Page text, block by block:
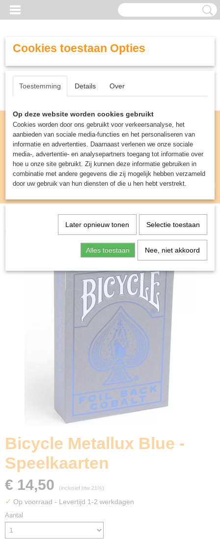
Inloggen Registreren
UW WINKELWAGEN
(0)
Spellen & Puzzels> Kaartspellen>Speelkaarten
Bicycle Metallux Blue - Speelkaarten
Bicycle Metallux Blue -
Speelkaarten
€ 14,50 (inclusief btw 21%)
✓ Op voorraad - Levertijd 1-2 werkdagen
Aantal
Cookies toestaan Opties
Toestemming Details Over
Op deze website worden cookies gebruikt
Cookies worden door ons gebruikt voor verkeersanalyse, het
aanbieden van sociale media-functies en het personaliseren van
informatie en advertenties. Daarnaast verlenen we onze sociale
media-, advertentie- en analysepartners toegang tot informatie over
hoe u onze site gebruikt. Zij kunnen deze informatie gebruiken in
combinatie met andere gegevens die zij mogelijk hebben verzameld
door uw gebruik van hun diensten of die u hen hebt verstrekt.
Later opnieuw tonen Selectie toestaan
Alles toestaan Nee, niet akkoord